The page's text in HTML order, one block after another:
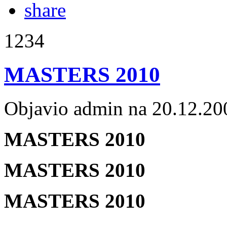
1234
MASTERS 2010
Objavio admin na
MASTERS 2010
MASTERS 2010
MASTERS 2010